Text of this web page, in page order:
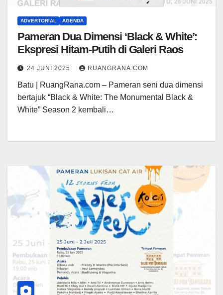
ADVERTORIAL AGENDA
Pameran Dua Dimensi ‘Black & White’:
Ekspresi Hitam-Putih di Galeri Raos
24 JUNI 2025 RUANGRANA.COM
Batu | RuangRana.com – Pameran seni dua dimensi
bertajuk “Black & White: The Monumental Black &
White” Season 2 kembali…